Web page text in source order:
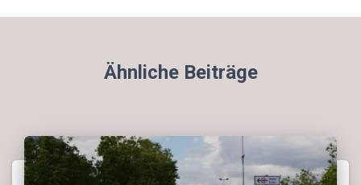
Ähnliche Beiträge